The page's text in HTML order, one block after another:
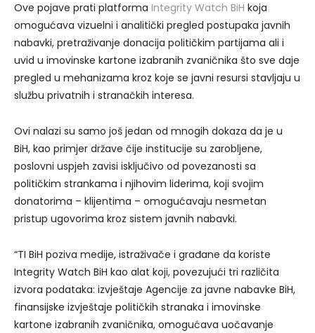
Ove pojave prati platforma Integrity Watch BiH koja
omogućava vizuelni i analitički pregled postupaka javnih
nabavki, pretraživanje donacija političkim partijama ali i
uvid u imovinske kartone izabranih zvaničnika što sve daje
pregled u mehanizama kroz koje se javni resursi stavljaju u
službu privatnih i stranačkih interesa.
Ovi nalazi su samo još jedan od mnogih dokaza da je u
BiH, kao primjer države čije institucije su zarobljene,
poslovni uspjeh zavisi isključivo od povezanosti sa
političkim strankama i njihovim liderima, koji svojim
donatorima – klijentima – omogućavaju nesmetan
pristup ugovorima kroz sistem javnih nabavki.
“TI BiH poziva medije, istraživače i građane da koriste
Integrity Watch BiH kao alat koji, povezujući tri različita
izvora podataka: izvještaje Agencije za javne nabavke BiH,
finansijske izvještaje političkih stranaka i imovinske
kartone izabranih zvaničnika, omogućava uočavanje